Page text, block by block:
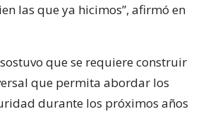
las que ya hicimos”, afirmó en
que se requiere construir
que permita abordar los
durante los próximos años